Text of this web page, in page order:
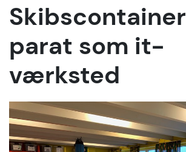
Skibscontainer
parat som it-
værksted